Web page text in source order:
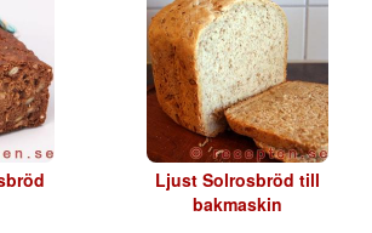
Ljust Solrosbröd till
bakmaskin